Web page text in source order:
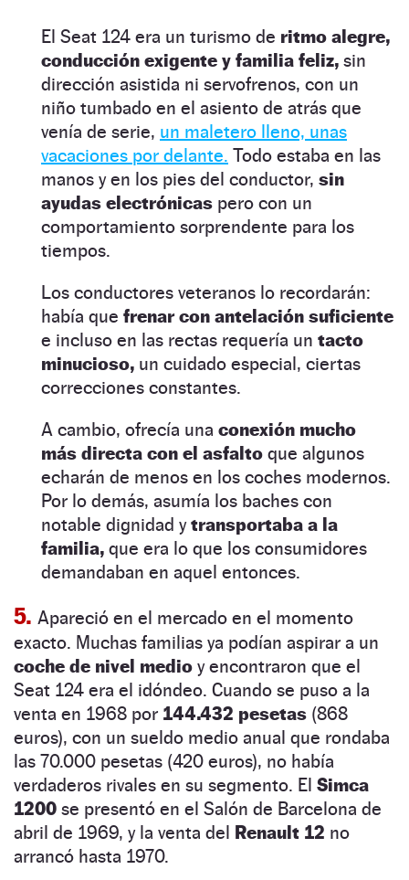
El Seat 124 era un turismo de ritmo alegre,
conducción exigente y familia feliz, sin
dirección asistida ni servofrenos, con un
niño tumbado en el asiento de atrás que
venía de serie, un maletero lleno, unas
vacaciones por delante. Todo estaba en las
manos y en los pies del conductor, sin
ayudas electrónicas pero con un
comportamiento sorprendente para los
tiempos.
Los conductores veteranos lo recordarán:
había que frenar con antelación suficiente
e incluso en las rectas requería un tacto
minucioso, un cuidado especial, ciertas
correcciones constantes.
A cambio, ofrecía una conexión mucho
más directa con el asfalto que algunos
echarán de menos en los coches modernos.
Por lo demás, asumía los baches con
notable dignidad ytransportaba a la
familia, que era lo que los consumidores
demandaban en aquel entonces.
5. Apareció en el mercado en el momento
exacto. Muchas familias ya podían aspirar a un
coche de nivel medio y encontraron que el
Seat 124 era el idóndeo. Cuando se puso a la
venta en 1968 por 144.432 pesetas (868
euros), con un sueldo medio anual que rondaba
las 70.000 pesetas (420 euros), no había
verdaderos rivales en su segmento. El Simca
1200 se presentó en el Salón de Barcelona de
abril de 1969, y la venta del Renault 12 no
arrancó hasta 1970.